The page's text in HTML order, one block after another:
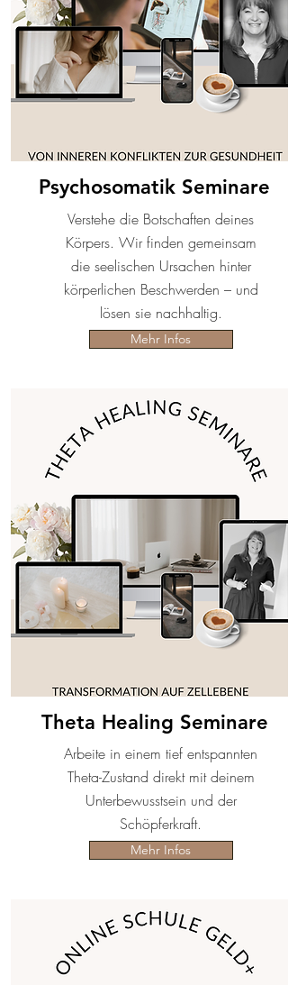
Thetaheilerin und ich Danke dir für das
Geschenk der Entdeckung des
Theataheilens.Es ist ein toller Weg sich
selbst zu entdecken und alles um sich
unsere nächste Begegnung. Herzliche
Umarmung Yvette
Psychosomatik Seminare
Verstehe die Botschaften deines
Körpers. Wir finden gemeinsam
die seelischen Ursachen hinter
körperlichen Beschwerden – und
lösen sie nachhaltig.
Mehr Infos
Theta Healing Seminare
Arbeite in einem tief entspannten
Theta-Zustand direkt mit deinem
Unterbewusstsein und der
Schöpferkraft.
Mehr Infos